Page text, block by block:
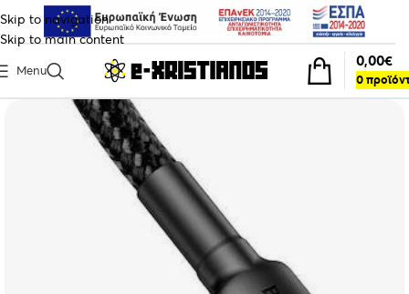
Skip to navigation
Skip to main content
Menu
0
0,00€